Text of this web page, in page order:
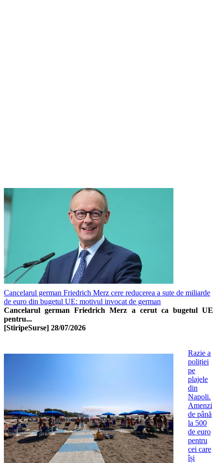
Cancelarul german Friedrich Merz cere reducerea a sute de miliarde
de euro din bugetul UE: motivul invocat de german
Cancelarul german Friedrich Merz a cerut ca bugetul UE
pentru...
[StiripeSurse] 28/07/2026
Razie a
poliției
pe
plajele
din
Napoli.
Amenzi
de până
la 500
de euro
pentru
cei care
își